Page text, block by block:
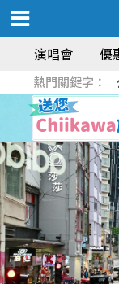
演唱會 優
熱門關鍵字：